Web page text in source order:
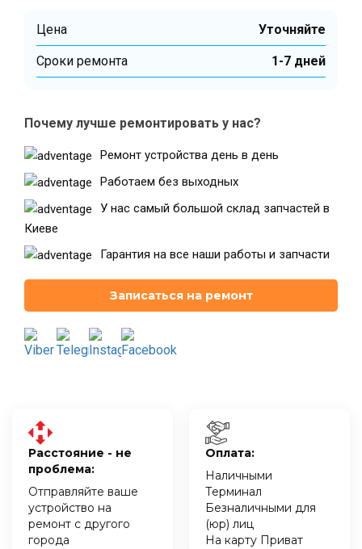
Цена Уточняйте
Cроки ремонта 1-7 дней
Почему лучше ремонтировать у нас?
Ремонт устройства день в день
Работаем без выходных
У нас самый большой склад запчастей в
Киеве
Гарантия на все наши работы и запчасти
Записаться на ремонт
Расстояние - не
проблема:
Отправляйте ваше
устройство на
ремонт с другого
города
Оплата:
Наличными
Терминал
Безналичными для
(юр) лиц
На карту Приват